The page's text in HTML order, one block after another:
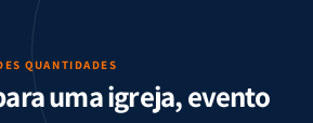
QUANTIDADES
uma igreja, evento